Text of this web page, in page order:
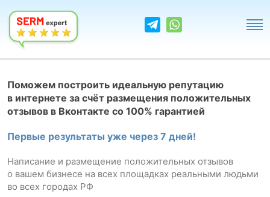
Поможем построить идеальную репутацию
в интернете за счёт размещения положительных
отзывов в Вконтакте со 100% гарантией
Первые результаты уже через 7 дней!
Написание и размещение положительных отзывов
о вашем бизнесе на всех площадках реальными людьми
во всех городах РФ